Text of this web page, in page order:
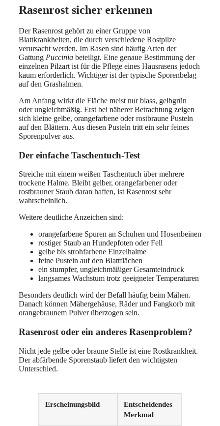
Rasenrost sicher erkennen
Der Rasenrost gehört zu einer Gruppe von
Blattkrankheiten, die durch verschiedene Rostpilze
verursacht werden. Im Rasen sind häufig Arten der
Gattung Puccinia beteiligt. Eine genaue Bestimmung der
einzelnen Pilzart ist für die Pflege eines Hausrasens jedoch
kaum erforderlich. Wichtiger ist der typische Sporenbelag
auf den Grashalmen.
Am Anfang wirkt die Fläche meist nur blass, gelbgrün
oder ungleichmäßig. Erst bei näherer Betrachtung zeigen
sich kleine gelbe, orangefarbene oder rostbraune Pusteln
auf den Blättern. Aus diesen Pusteln tritt ein sehr feines
Sporenpulver aus.
Der einfache Taschentuch-Test
Streiche mit einem weißen Taschentuch über mehrere
trockene Halme. Bleibt gelber, orangefarbener oder
rostbrauner Staub daran haften, ist Rasenrost sehr
wahrscheinlich.
Weitere deutliche Anzeichen sind:
orangefarbene Spuren an Schuhen und Hosenbeinen
rostiger Staub an Hundepfoten oder Fell
gelbe bis strohfarbene Einzelhalme
feine Pusteln auf den Blattflächen
ein stumpfer, ungleichmäßiger Gesamteindruck
langsames Wachstum trotz geeigneter Temperaturen
Besonders deutlich wird der Befall häufig beim Mähen.
Danach können Mähergehäuse, Räder und Fangkorb mit
orangebraunem Pulver überzogen sein.
Rasenrost oder ein anderes Rasenproblem?
Nicht jede gelbe oder braune Stelle ist eine Rostkrankheit.
Der abfärbende Sporenstaub liefert den wichtigsten
Unterschied.
Erscheinungsbild
Entscheidendes
Merkmal